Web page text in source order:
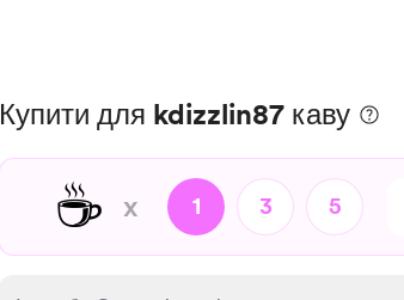
Купити для kdizzlin87 каву
☕ x 1 3 5